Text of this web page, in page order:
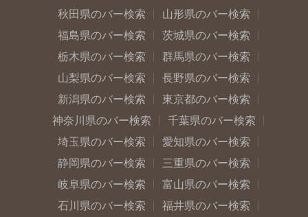
秋田県のバー検索
山形県のバー検索
福島県のバー検索
茨城県のバー検索
栃木県のバー検索
群馬県のバー検索
山梨県のバー検索
長野県のバー検索
新潟県のバー検索
東京都のバー検索
神奈川県のバー検索
千葉県のバー検索
埼玉県のバー検索
愛知県のバー検索
静岡県のバー検索
三重県のバー検索
岐阜県のバー検索
富山県のバー検索
石川県のバー検索
福井県のバー検索